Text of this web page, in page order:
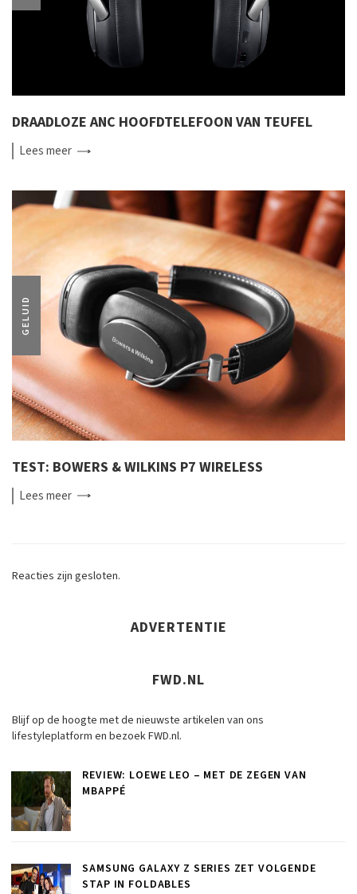
DRAADLOZE ANC HOOFDTELEFOON VAN TEUFEL
Leesmeer
GELUID
TEST: BOWERS & WILKINS P7 WIRELESS
Leesmeer
Reacties zijn gesloten.
ADVERTENTIE
FWD.NL
Blijf op de hoogte met de nieuwste artikelen van ons
lifestyleplatform en bezoek FWD.nl.
REVIEW: LOEWE LEO – MET DE ZEGEN VAN
MBAPPÉ
SAMSUNG GALAXY Z SERIES ZET VOLGENDE
STAP IN FOLDABLES